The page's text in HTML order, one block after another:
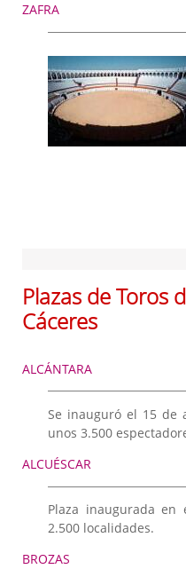
ZAFRA
Plazas de Toros
Cáceres
ALCÁNTARA
Se inauguró el 15 de
unos 3.500
ALCUÉSCAR
Plaza inaugurada
2.500 localidades.
BROZAS